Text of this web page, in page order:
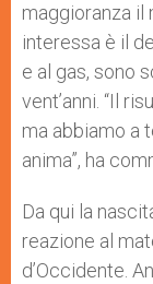
maggioranza il
interessa è il
e al gas, sono
vent’anni. “Il
ma abbiamo a
anima”, ha
Da qui la
reazione al
d’Occidente.